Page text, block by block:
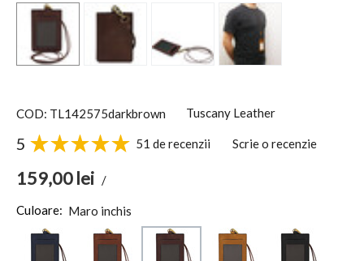
COD: TL142575darkbrown Tuscany Leather
5 51 de recenzii Scrie o recenzie
159,00lei /
Culoare: Maro inchis